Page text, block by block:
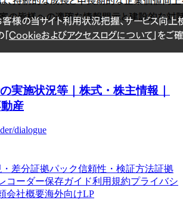
実施状況等｜株式・株主情報｜
産
dialogue
差分証拠パック信頼性・検証方法証拠
コーダー保存ガイド利用規約プライバシ
会社概要海外向けLP